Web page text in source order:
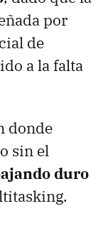
por
de
a la falta
donde
sin el
duro